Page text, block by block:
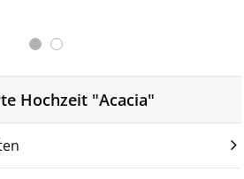
Hochzeit "Acacia"